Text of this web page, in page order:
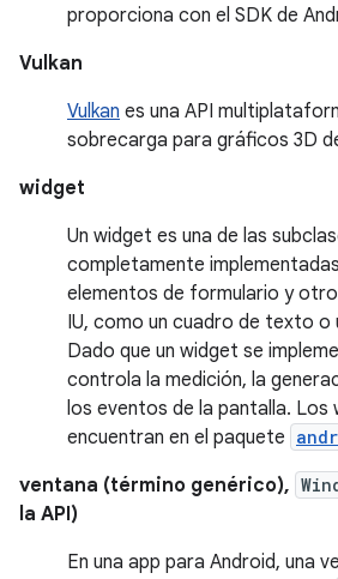
proporciona con el SDK de
Vulkan
Vulkan es una API
sobrecarga para gráficos 3D
widget
Un widget es una de las
completamente
elementos de formulario y
IU, como un cuadro de texto o
Dado que un widget se
controla la medición, la
los eventos de la pantalla. Los
encuentran en el paquete
ventana (término genérico),
la API)
En una app para Android, una